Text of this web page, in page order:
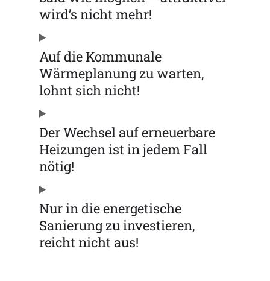
wird’s nicht mehr!
Auf die Kommunale
Wärmeplanung zu warten,
lohnt sich nicht!
Der Wechsel auf erneuerbare
Heizungen ist in jedem Fall
nötig!
Nur in die energetische
Sanierung zu investieren,
reicht nicht aus!